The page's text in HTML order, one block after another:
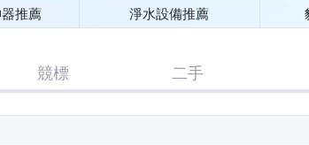
推薦 淨水設備推薦
競標 二手